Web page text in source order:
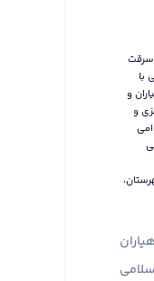
سرقت
با
و
و